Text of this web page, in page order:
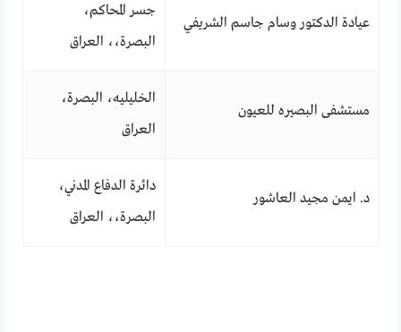
عيادة الدكتور وسام جاسم الشريفي
جسر المحاكم،
البصرة،، العراق
مستشفى البصيره للعيون
الخليليه، البصرة،
العراق
د. ايمن مجيد العاشور
دائرة الدفاع المدني،
البصرة،، العراق